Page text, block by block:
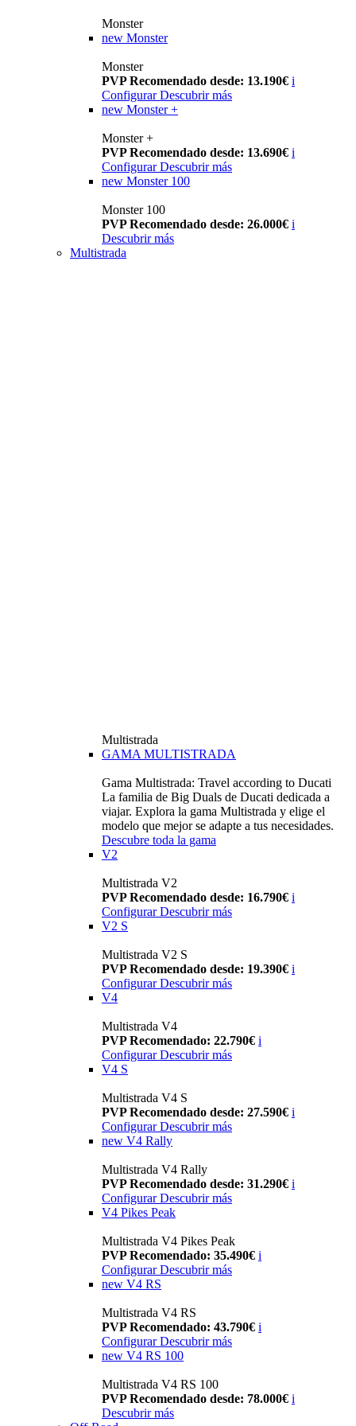
Monster
new Monster
Monster
PVP Recomendado desde: 13.190€ i
Configurar Descubrir más
new Monster +
Monster +
PVP Recomendado desde: 13.690€ i
Configurar Descubrir más
new Monster 100
Monster 100
PVP Recomendado desde: 26.000€ i
Descubrir más
Multistrada
Multistrada
GAMA MULTISTRADA
Gama Multistrada: Travel according to Ducati
La familia de Big Duals de Ducati dedicada a
viajar. Explora la gama Multistrada y elige el
modelo que mejor se adapte a tus necesidades.
Descubre toda la gama
V2
Multistrada V2
PVP Recomendado desde: 16.790€ i
Configurar Descubrir más
V2 S
Multistrada V2 S
PVP Recomendado desde: 19.390€ i
Configurar Descubrir más
V4
Multistrada V4
PVP Recomendado: 22.790€ i
Configurar Descubrir más
V4 S
Multistrada V4 S
PVP Recomendado desde: 27.590€ i
Configurar Descubrir más
new V4 Rally
Multistrada V4 Rally
PVP Recomendado desde: 31.290€ i
Configurar Descubrir más
V4 Pikes Peak
Multistrada V4 Pikes Peak
PVP Recomendado: 35.490€ i
Configurar Descubrir más
new V4 RS
Multistrada V4 RS
PVP Recomendado: 43.790€ i
ConfigurarDescubrir más
new V4 RS 100
Multistrada V4 RS 100
PVP Recomendado desde: 78.000€ i
Descubrir más